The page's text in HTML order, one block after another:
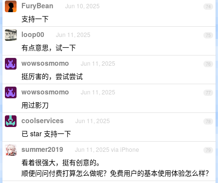
74
FuryBean Jun 10, 2025
支持一下
75
loop00 Jun 11, 2025
有点意思，试一下
76
wowsosmomo Jun 11, 2025
挺厉害的，尝试尝试
77
wowsosmomo Jun 11, 2025
用过影刀
78
coolservices Jun 11, 2025
已 star 支持一下
79
summer2019 Jun 11, 2025 via iPhone
看着很强大，挺有创意的。
顺便问问付费打算怎么做呢？免费用户的基本使用体验怎么样？